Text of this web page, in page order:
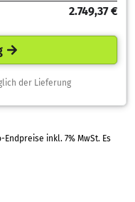
2.749,37 €
der Lieferung
inkl. 7% MwSt. Es